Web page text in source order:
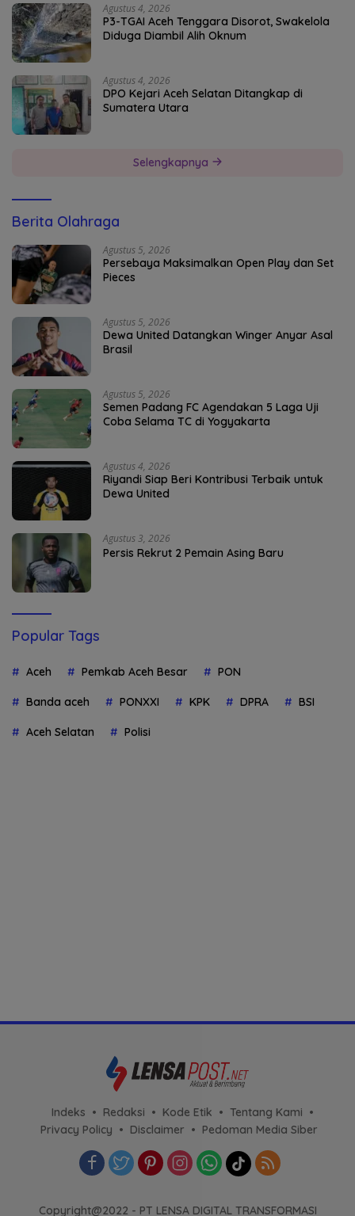
Agustus 4, 2026
P3-TGAI Aceh Tenggara Disorot, Swakelola
Diduga Diambil Alih Oknum
Agustus 4, 2026
DPO Kejari Aceh Selatan Ditangkap di
Sumatera Utara
Selengkapnya
Berita Olahraga
Agustus 5, 2026
Persebaya Maksimalkan Open Play dan Set
Pieces
Agustus 5, 2026
Dewa United Datangkan Winger Anyar Asal
Brasil
Agustus 5, 2026
Semen Padang FC Agendakan 5 Laga Uji
Coba Selama TC di Yogyakarta
Agustus 4, 2026
Riyandi Siap Beri Kontribusi Terbaik untuk
Dewa United
Agustus 3, 2026
Persis Rekrut 2 Pemain Asing Baru
Popular Tags
Aceh Pemkab Aceh Besar PON
Banda aceh PONXXI KPK DPRA BSI
Aceh Selatan Polisi
Indeks Redaksi Kode Etik
Tentang Kami
Privacy Policy
Disclaimer Pedoman Media Siber
Copyright@2022 - PT LENSA DIGITAL TRANSFORMASI